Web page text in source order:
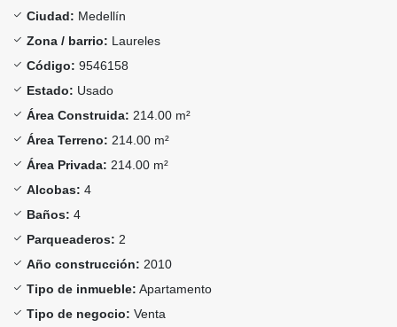
Ciudad: Medellín
Zona / barrio: Laureles
Código: 9546158
Estado: Usado
Área Construida: 214.00 m²
Área Terreno: 214.00 m²
Área Privada: 214.00 m²
Alcobas: 4
Baños: 4
Parqueaderos: 2
Año construcción: 2010
Tipo de inmueble: Apartamento
Tipo de negocio: Venta